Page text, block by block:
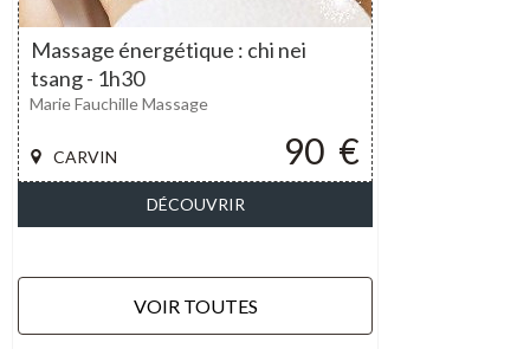
Massage énergétique : chi nei
tsang - 1h30
90 €
CARVIN
Marie Fauchille Massage
DÉCOUVRIR
VOIR TOUTES